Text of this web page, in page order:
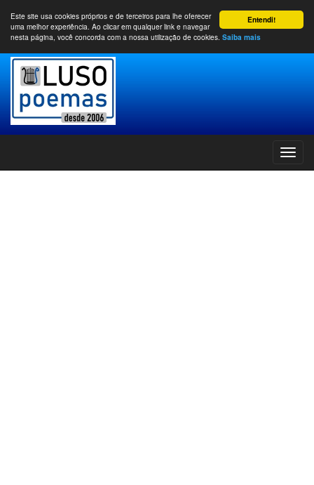
Entendi!
Este site usa cookies próprios e de terceiros para lhe oferecer
uma melhor experiência. Ao clicar em qualquer link e navegar
nesta página, você concorda com a nossa utilização de cookies. Saiba mais